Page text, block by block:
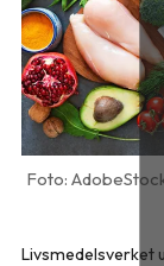
Livsmedelsverket